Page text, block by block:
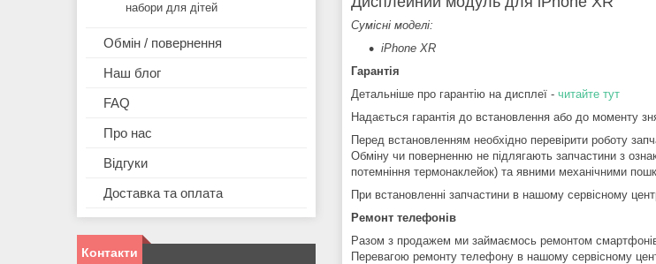
Сумісні моделі:
iPhone XR
Гарантія
Детальніше про гарантію на дисплеї - читайте тут
Надається гарантія до встановлення або до моменту
Перед встановленням необхідно перевірити роботу
Обміну чи поверненню не підлягають запчастини з
потемніння термонаклейок) та явними механічними
При встановленні запчастини в нашому сервісному
Ремонт телефонів
Разом з продажем ми займаємось ремонтом
Перевагою ремонту телефону в нашому сервісному
набори для дітей
Обмін / повернення
Наш блог
FAQ
Про нас
Відгуки
Доставка та оплата
Контакти